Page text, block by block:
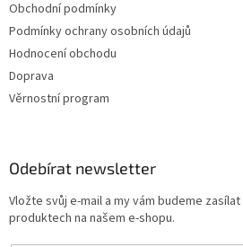
Obchodní podmínky
Podmínky ochrany osobních údajů
Hodnocení obchodu
Doprava
Věrnostní program
Odebírat newsletter
Vložte svůj e-mail a my vám budeme
produktech na našem e-shopu.